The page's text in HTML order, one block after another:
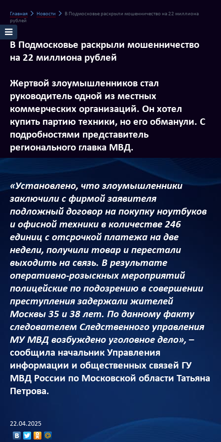
Главная Новости
В Подмосковье раскрыли мошенничество на 22 миллиона
рублей
В Подмосковье раскрыли мошенничество
на 22 миллиона рублей
Жертвой злоумышленников стал
руководитель одной из местных
коммерческих организаций. Он хотел
купить партию техники, но его обманули. С
подробностями представитель
регионального главка МВД.
«Установлено, что злоумышленники
заключили с фирмой заявителя
подложный договор на покупку ноутбуков
и офисной техники в количестве 246
единиц с отсрочкой платежа на две
недели, получили товар и перестали
выходить на связь. В результате
оперативно-розыскных мероприятий
полицейские по подозрению в совершении
преступления задержали жителей
Москвы 35 и 38 лет. По данному факту
следователем Следственного управления
МУ МВД возбуждено уголовное дело», –
сообщила начальник Управления
информации и общественных связей ГУ
МВД России по Московской области Татьяна
Петрова.
22.04.2025